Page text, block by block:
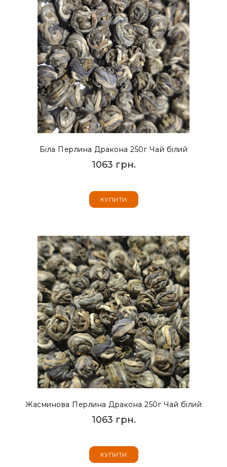
Біла Перлина Дракона 250г Чай білий
1063 грн.
КУПИТИ
Жасминова Перлина Дракона 250г Чай білий
1063 грн.
КУПИТИ